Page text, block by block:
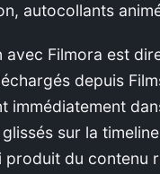
autocollants
avec Filmora est
depuis
immédiatement
sur la
produit du contenu